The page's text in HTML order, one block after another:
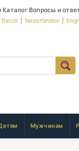
Вопросы и
Dansk|Nederlandse|
Мужчинам